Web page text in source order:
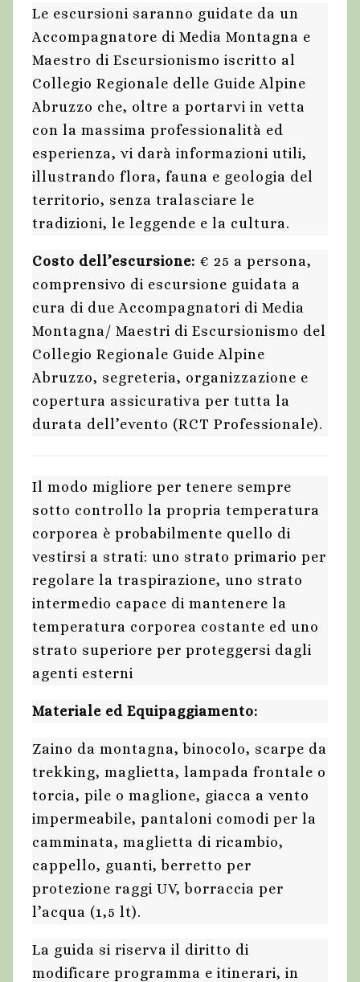
Le escursioni saranno guidate da un
Accompagnatore di Media Montagna e
Maestro di Escursionismo iscritto al
Collegio Regionale delle Guide Alpine
Abruzzo che, oltre a portarvi in vetta
con la massima professionalità ed
esperienza, vi darà informazioni utili,
illustrando flora, fauna e geologia del
territorio, senza tralasciare le
tradizioni, le leggende e la cultura.
Costo dell’escursione: € 25 a persona,
comprensivo di escursione guidata a
cura di due Accompagnatori di Media
Montagna/ Maestri di Escursionismo del
Collegio Regionale Guide Alpine
Abruzzo, segreteria, organizzazione e
copertura assicurativa per tutta la
durata dell’evento (RCT Professionale).
Il modo migliore per tenere sempre
sotto controllo la propria temperatura
corporea è probabilmente quello di
vestirsi a strati: uno strato primario per
regolare la traspirazione, uno strato
intermedio capace di mantenere la
temperatura corporea costante ed uno
strato superiore per proteggersi dagli
agenti esterni
Materiale ed Equipaggiamento:
Zaino da montagna, binocolo, scarpe da
trekking, maglietta, lampada frontale o
torcia, pile o maglione, giacca a vento
impermeabile, pantaloni comodi per la
camminata, maglietta di ricambio,
cappello, guanti, berretto per
protezione raggi UV, borraccia per
l’acqua (1,5 lt).
La guida si riserva il diritto di
modificare programma e itinerari, in